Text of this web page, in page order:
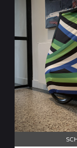
Socke